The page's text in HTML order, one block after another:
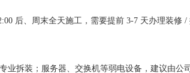
后、周末全天施工，需要提前 3-7 天办理装修 /
业拆装；服务器、交换机等弱电设备，建议由公